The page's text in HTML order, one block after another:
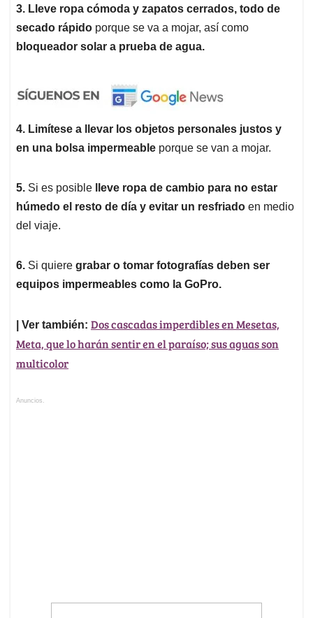
3. Lleve ropa cómoda y zapatos cerrados, todo de
secado rápido porque se va a mojar, así como
bloqueador solar a prueba de agua.
4. Limítese a llevar los objetos personales justos y
en una bolsa impermeable porque se van a mojar.
5. Si es posible lleve ropa de cambio para no estar
húmedo el resto de día y evitar un resfriado en medio
del viaje.
6. Si quiere grabar o tomar fotografías deben ser
equipos impermeables como la GoPro.
| Ver también: Dos cascadas imperdibles en Mesetas,
Meta, que lo harán sentir en el paraíso; sus aguas son
multicolor
Anuncios.